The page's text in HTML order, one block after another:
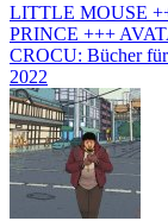
LITTLE MOUSE
PRINCE +++
CROCU: Bücher
2022